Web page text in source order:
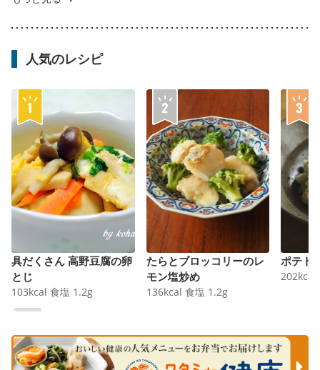
人気のレシピ
具だくさん 高野豆腐の卵
とじ
103kcal 食塩 1.2g
たらとブロッコリーのレ
モン塩炒め
136kcal 食塩 1.2g
ポテト
202kcal